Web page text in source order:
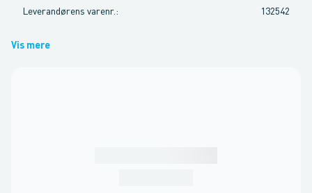
Leverandørens varenr. : 132542
Vis mere